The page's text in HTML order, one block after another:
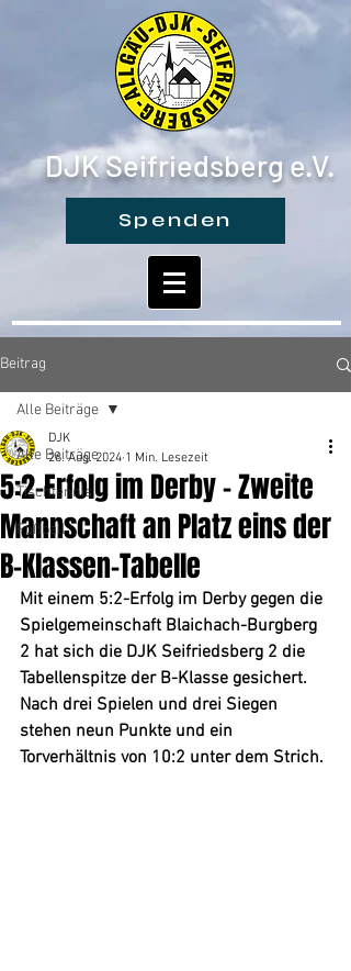
DJK Seifriedsberg e.V.
Spenden
Beitrag
Alle Beiträge
Tischtennis
Fußball
Alle Beiträge
5:2-Erfolg im Derby - Zweite
Mannschaft an Platz eins der
B-Klassen-Tabelle
DJK
26. Aug. 2024 1 Min. Lesezeit
Mit einem 5:2-Erfolg im Derby gegen die
Spielgemeinschaft Blaichach-Burgberg
2 hat sich die DJK Seifriedsberg 2 die
Tabellenspitze der B-Klasse gesichert.
Nach drei Spielen und drei Siegen
stehen neun Punkte und ein
Torverhältnis von 10:2 unter dem Strich.